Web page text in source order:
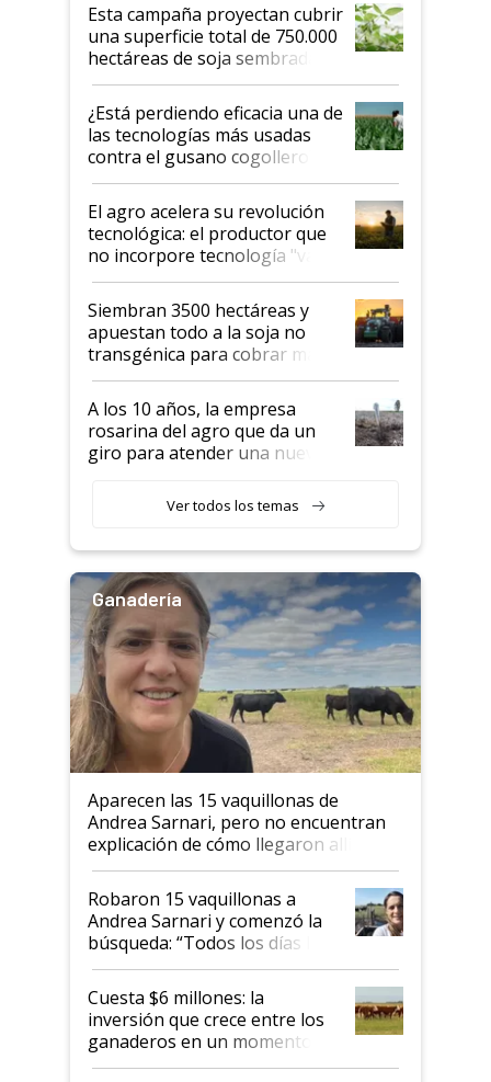
Esta campaña proyectan cubrir
una superficie total de 750.000
hectáreas de soja sembradas
con una nueva generación de
variedades que marcan un
salto tecnológico en genética y
rendimiento
¿Está perdiendo eficacia una de
las tecnologías más usadas
contra el gusano cogollero? El
desafío de una tecnología clave
El agro acelera su revolución
tecnológica: el productor que
no incorpore tecnología "va a
perder el tren"
Siembran 3500 hectáreas y
apuestan todo a la soja no
transgénica para cobrar más
por tonelada: compraron un
semillero
A los 10 años, la empresa
rosarina del agro que da un
giro para atender una nueva
Ver todos los temas
Ganadería
Aparecen las 15 vaquillonas de
Andrea Sarnari, pero no encuentran
explicación de cómo llegaron allí
Robaron 15 vaquillonas a
Andrea Sarnari y comenzó la
búsqueda: “Todos los días le
toca a algún productor”
Cuesta $6 millones: la
inversión que crece entre los
ganaderos en un momento
histórico para la actividad